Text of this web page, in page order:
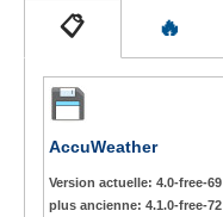
📋 🔥
AccuWeather
Version actuelle: 4.0-free-69
plus ancienne: 4.1.0-free-72